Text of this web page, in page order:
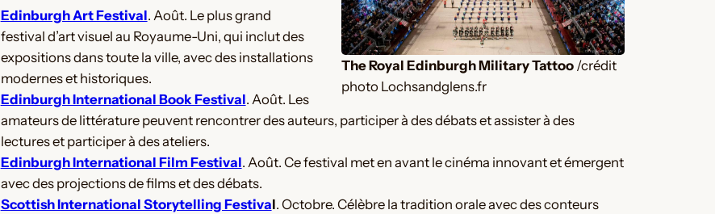
The Royal Edinburgh Military Tattoo /crédit
photo Lochsandglens.fr
Edinburgh Art Festival. Août. Le plus grand
festival d’art visuel au Royaume-Uni, qui inclut des
expositions dans toute la ville, avec des installations
modernes et historiques.
Edinburgh International Book Festival. Août. Les
amateurs de littérature peuvent rencontrer des auteurs, participer à des débats et assister à des
lectures et participer à des ateliers.
Edinburgh International Film Festival. Août. Ce festival met en avant le cinéma innovant et émergent
avec des projections de films et des débats.
Scottish International Storytelling Festival. Octobre. Célèbre la tradition orale avec des conteurs